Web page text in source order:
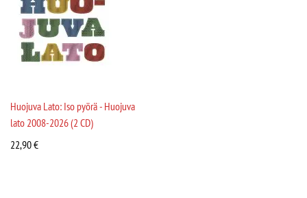
Huojuva Lato: Iso pyörä - Huojuva
lato 2008-2026 (2 CD)
22,90€